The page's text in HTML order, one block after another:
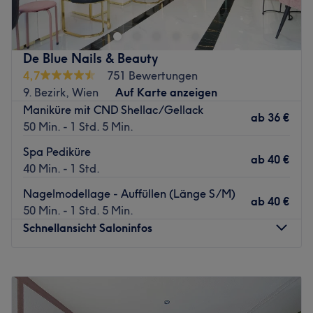
von der Station Nußdorfer Straße entfernt. Hier sind
stilbewusste Männer bestens aufgehoben. Ob klassische
Bartpflege oder ein extravagantes Haarstyling - hier sind
deinen Wünschen keine Grenzen gesetzt.
Nächste Öffentliche Verkehrsmittel
Nußdorfer Straße, Wien Spittelau.
Das dynamische Team verpasst dir einen neuen Haarstyle
inklusive nachhaltiger Bartpflege.
Atmosphäre: Freundlich, entspannt, herzlich.
Extras: Gemütlicher Salon mit kleinem Kamin
De Blue Nails & Beauty
4,7
751 Bewertungen
9. Bezirk, Wien
Auf Karte anzeigen
Maniküre mit CND Shellac/Gellack
50 Min. - 1 Std. 5 Min.
ab 36 €
Spa Pediküre
40 Min. - 1 Std.
ab 40 €
Nagelmodellage - Auffüllen (Länge S/M)
50 Min. - 1 Std. 5 Min.
ab 40 €
Schnellansicht Saloninfos
Dienstag
Mittwoch